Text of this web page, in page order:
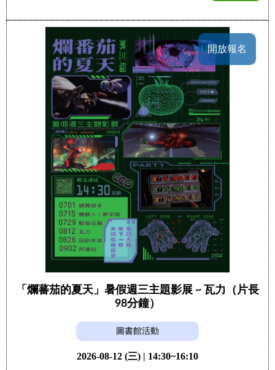
開放報名
「爛蕃茄的夏天」暑假週三主題影展 ~ 瓦力（片長
98分鐘）
圖書館活動
2026-08-12 (三) | 14:30~16:10